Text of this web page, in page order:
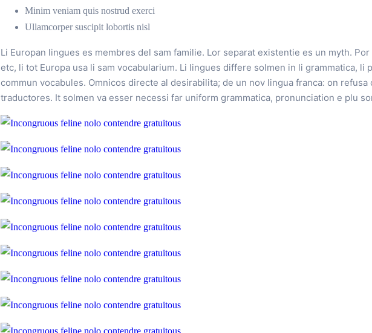
Minim veniam quis nostrud exerci
Ullamcorper suscipit lobortis nisl
Li Europan lingues es membres del sam familie. Lor separat existentie es un myth.
etc, li tot Europa usa li sam vocabularium. Li lingues differe solmen in li grammatica, li
commun vocabules. Omnicos directe al desirabilita; de un nov lingua franca: on
traductores. It solmen va esser necessi far uniform grammatica, pronunciation e plu